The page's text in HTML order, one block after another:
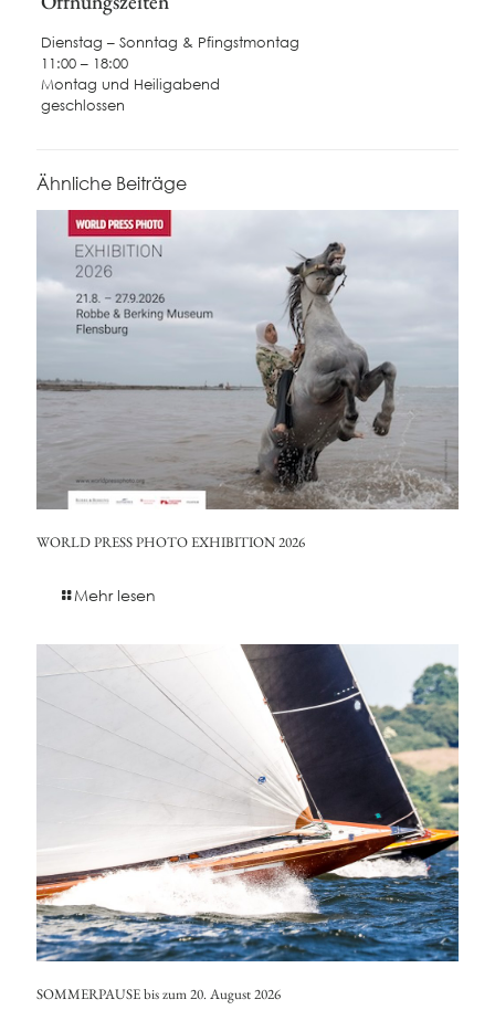
Dienstag – Sonntag & Pfingstmontag
11:00 – 18:00
Montag und Heiligabend
geschlossen
Ähnliche Beiträge
WORLD PRESS PHOTO EXHIBITION 2026
Mehr lesen
SOMMERPAUSE bis zum 20. August 2026